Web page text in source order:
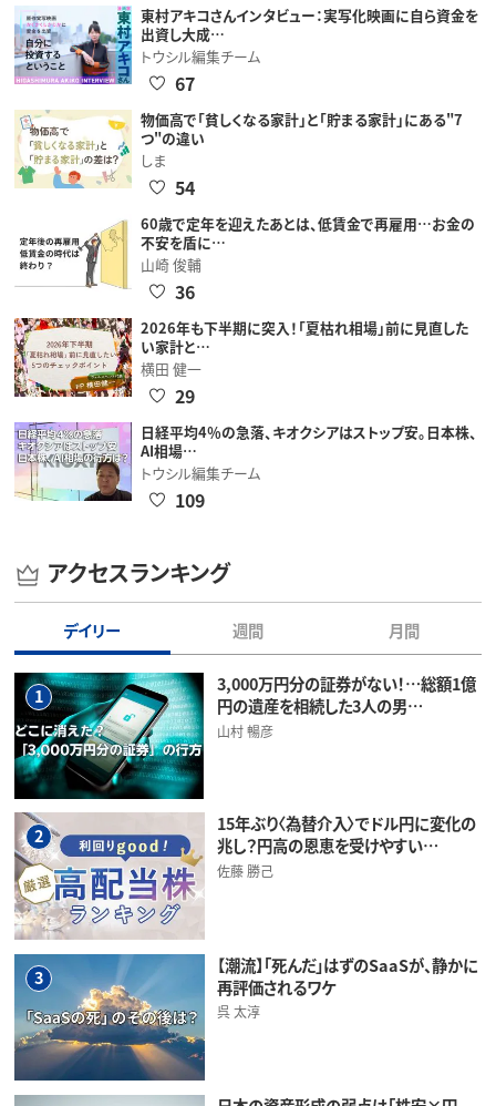
東村アキコさんインタビュー：実写化映画に自ら資金を
出資し大成…
トウシル編集チーム
67
物価高で「貧しくなる家計」と「貯まる家計」にある"7
つ"の違い
しま
54
60歳で定年を迎えたあとは、低賃金で再雇用…お金の
不安を盾に…
山崎 俊輔
36
2026年も下半期に突入！「夏枯れ相場」前に見直した
い家計と…
横田 健一
29
日経平均4％の急落、キオクシアはストップ安。日本株、
AI相場…
トウシル編集チーム
109
アクセスランキング
デイリー 週間 月間
1
3,000万円分の証券がない！…総額1億
円の遺産を相続した3人の男…
山村 暢彦
2
15年ぶり〈為替介入〉でドル円に変化の
兆し？円高の恩恵を受けやすい…
佐藤 勝己
3
【潮流】「死んだ」はずのSaaSが、静かに
再評価されるワケ
呉 太淳